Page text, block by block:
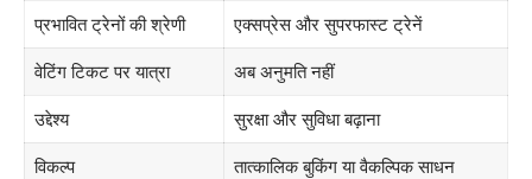
प्रभावित ट्रेनों की श्रेणी एक्सप्रेस और सुपरफास्ट ट्रेनें
वेटिंग टिकट पर यात्रा अब अनुमति नहीं
उद्देश्य सुरक्षा और सुविधा बढ़ाना
विकल्प तात्कालिक बुकिंग या वैकल्पिक साधन